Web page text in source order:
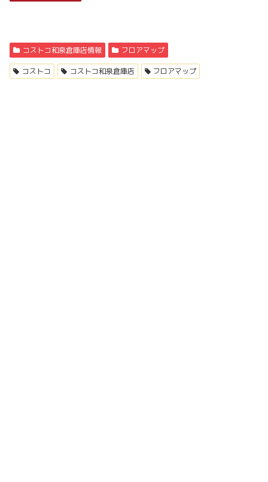
コストコ和泉倉庫店情報 フロアマップ
コストコ コストコ和泉倉庫店 フロアマップ